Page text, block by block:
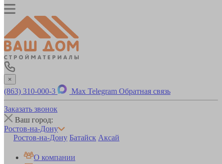
×
(863) 310-000-3 Max Telegram Обратная связь
Заказать звонок
Ваш город:
Ростов-на-Дону
Ростов-на-Дону Батайск Аксай
О компании